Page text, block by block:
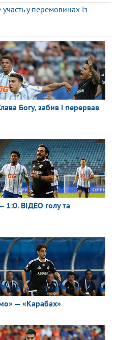
у перемовинах із
Богу, забив і перервав
ВІДЕО голу та
— «Карабах»